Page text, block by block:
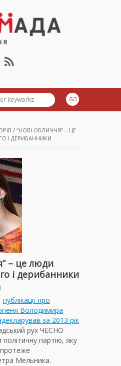
Приірпіння
/ “НОВІ ОБЛИЧЧЯ” – ЦЕ
І ДЕРИБАННИКИ
– це люди
і дерибанники
публікації про
Володимира
за 2013 рік
рух ЧЕСНО
політичну партію, яку
Мельника.